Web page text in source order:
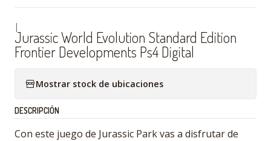
|
Jurassic World Evolution Standard Edition
Frontier Developments Ps4 Digital
Mostrar stock de ubicaciones
DESCRIPCIÓN
Con este juego de Jurassic Park vas a disfrutar de